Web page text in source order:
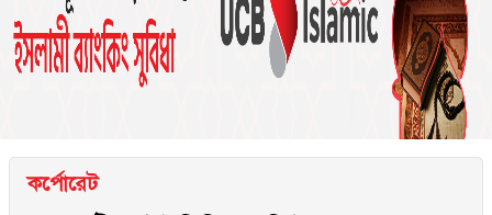
কর্পোরেট